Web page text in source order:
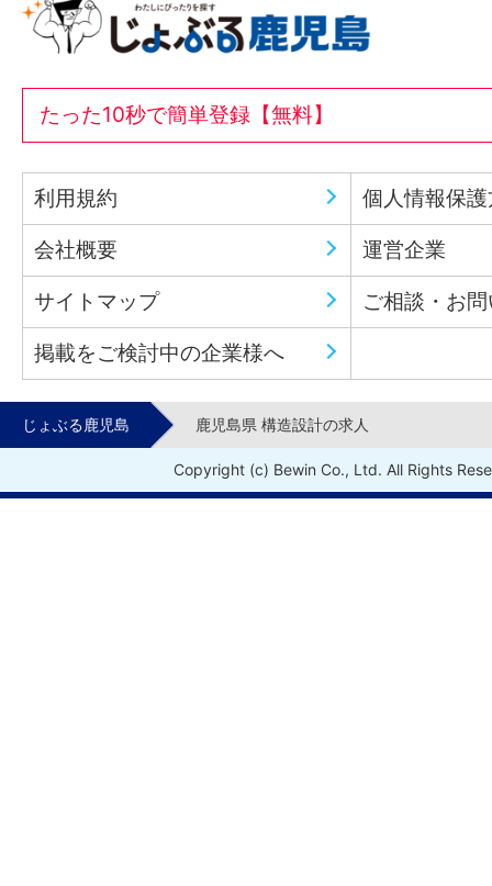
たった10秒で簡単登録【無料】
利用規約 個人情報保
会社概要 運営企業
サイトマップ ご相談・お
掲載をご検討中の企業様へ
じょぶる鹿児島 鹿児島県 構造設計の求人
Copyright (c) Bewin Co., Ltd. All Rights